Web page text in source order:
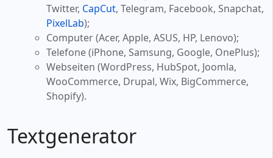
Twitter, CapCut, Telegram, Facebook, Snapchat,
PixelLab);
Computer (Acer, Apple, ASUS, HP, Lenovo);
Telefone (iPhone, Samsung, Google, OnePlus);
Webseiten (WordPress, HubSpot, Joomla,
WooCommerce, Drupal, Wix, BigCommerce,
Shopify).
Textgenerator